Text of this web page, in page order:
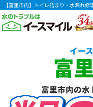
【富里市内】トイレ詰まり・水漏れ
イー
富
富里市内の水